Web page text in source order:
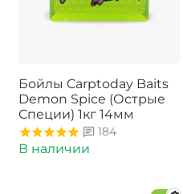
Бойлы Carptoday Baits
Demon Spice (Острые
Специи) 1кг 14мм
184
В наличии